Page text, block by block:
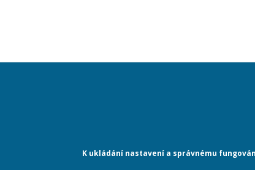
K ukládání nastavení a správnému